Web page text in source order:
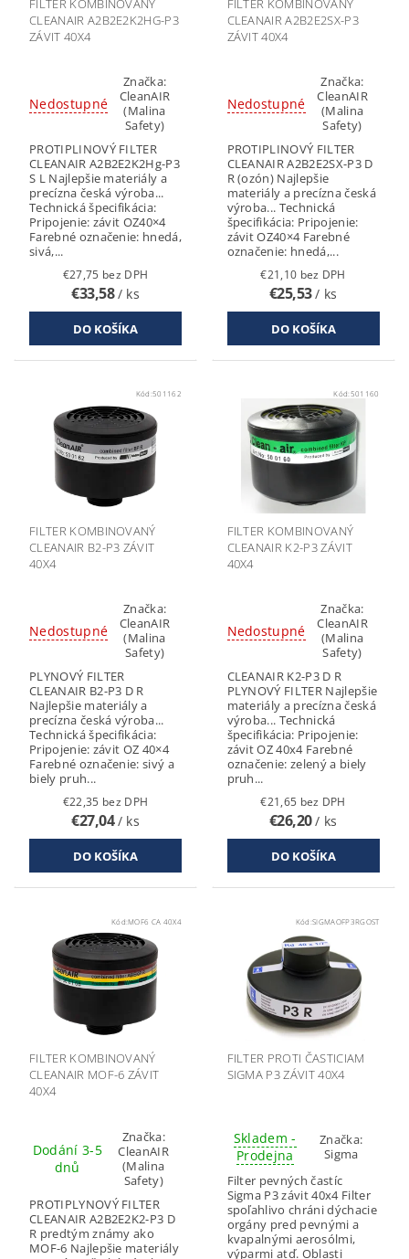
CLEANAIR A2B2E2K2HG-P3
ZÁVIT 40X4
Nedostupné
Značka:
CleanAIR
(Malina
Safety)
PROTIPLINOVÝ FILTER
CLEANAIR A2B2E2K2Hg-P3
S L Najlepšie materiály a
precízna česká výroba...
Technická špecifikácia:
Pripojenie: závit OZ40×4
Farebné označenie: hnedá,
sivá,...
€27,75 bez DPH
€33,58/ ks
CLEANAIR A2B2E2SX-P3
ZÁVIT 40X4
Nedostupné
Značka:
CleanAIR
(Malina
Safety)
PROTIPLINOVÝ FILTER
CLEANAIR A2B2E2SX-P3 D
R (ozón) Najlepšie
materiály a precízna česká
výroba... Technická
špecifikácia: Pripojenie:
závit OZ40×4 Farebné
označenie: hnedá,...
€21,10 bez DPH
€25,53/ ks
Kód:501162
FILTER KOMBINOVANÝ
CLEANAIR B2-P3 ZÁVIT
40X4
Nedostupné
Značka:
CleanAIR
(Malina
Safety)
PLYNOVÝ FILTER
CLEANAIR B2-P3 D R
Najlepšie materiály a
precízna česká výroba...
Technická špecifikácia:
Pripojenie: závit OZ 40×4
Farebné označenie: sivý a
biely pruh...
€22,35 bez DPH
€27,04/ ks
Kód:501160
FILTER KOMBINOVANÝ
CLEANAIR K2-P3 ZÁVIT
40X4
Nedostupné
Značka:
CleanAIR
(Malina
Safety)
CLEANAIR K2-P3 D R
PLYNOVÝ FILTER Najlepšie
materiály a precízna česká
výroba... Technická
špecifikácia: Pripojenie:
závit OZ 40x4 Farebné
označenie: zelený a biely
pruh...
€21,65 bez DPH
€26,20/ ks
Kód:MOF6 CA 40X4
FILTER KOMBINOVANÝ
CLEANAIR MOF-6 ZÁVIT
40X4
Dodání 3-5
dnů
Značka:
CleanAIR
(Malina
Safety)
PROTIPLYNOVÝ FILTER
CLEANAIR A2B2E2K2-P3 D
R predtým známy ako
MOF-6 Najlepšie materiály
Kód:SIGMAOFP3RGOST
FILTER PROTI ČASTICIAM
SIGMA P3 ZÁVIT 40X4
Skladem -
Prodejna
Značka:
Sigma
Filter pevných častíc
Sigma P3 závit 40x4 Filter
spoľahlivo chráni dýchacie
orgány pred pevnými a
kvapalnými aerosólmi,
výparmi atď. Oblasti